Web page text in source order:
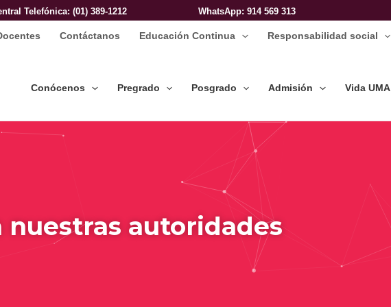
Telefónica: (01) 389-1212 WhatsApp: 914 569 313
Contáctanos Educación Continua Responsabilidad social
Conócenos Pregrado Posgrado Admisión Vida UMA
nuestras autoridades